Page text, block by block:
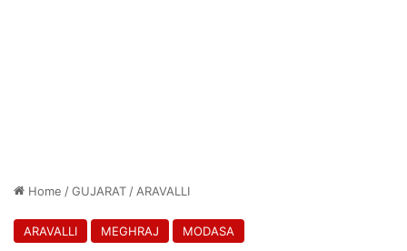
Home /GUJARAT / ARAVALLI
ARAVALLI MEGHRAJ MODASA